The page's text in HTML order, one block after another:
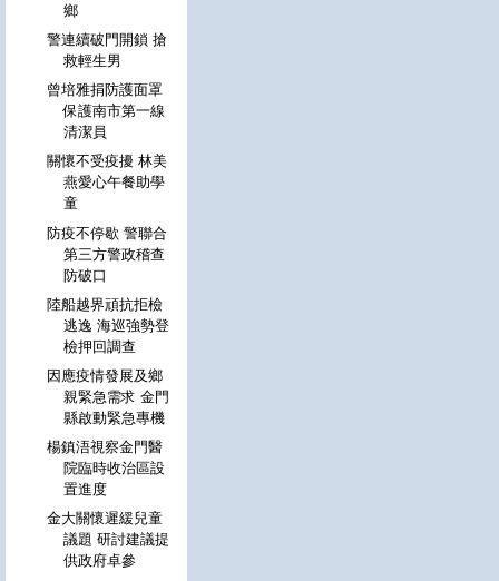
鄉
警連續破門開鎖 搶
救輕生男
曾培雅捐防護面罩
保護南市第一線
清潔員
關懷不受疫擾 林美
燕愛心午餐助學
童
防疫不停歇 警聯合
第三方警政稽查
防破口
陸船越界頑抗拒檢
逃逸 海巡強勢登
檢押回調查
因應疫情發展及鄉
親緊急需求 金門
縣啟動緊急專機
楊鎮浯視察金門醫
院臨時收治區設
置進度
金大關懷遲緩兒童
議題 研討建議提
供政府卓參